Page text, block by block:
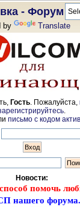
- Форум
by Translate
Гость. Пожалуйста,
письмо с кодом
Новости:
помочь
нашего форума.